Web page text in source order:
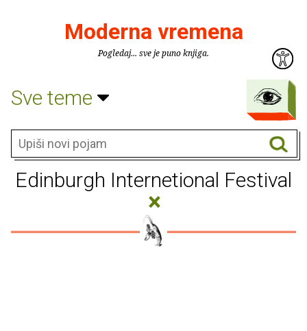
Moderna vremena
Pogledaj... sve je puno knjiga.
Sve teme
Edinburgh Internetional Festival
×